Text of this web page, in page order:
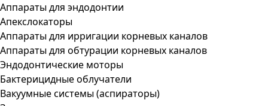
Аппараты для эндодонтии
Апекслокаторы
Аппараты для ирригации корневых каналов
Аппараты для обтурации корневых каналов
Эндодонтические моторы
Бактерицидные облучатели
Вакуумные системы (аспираторы)